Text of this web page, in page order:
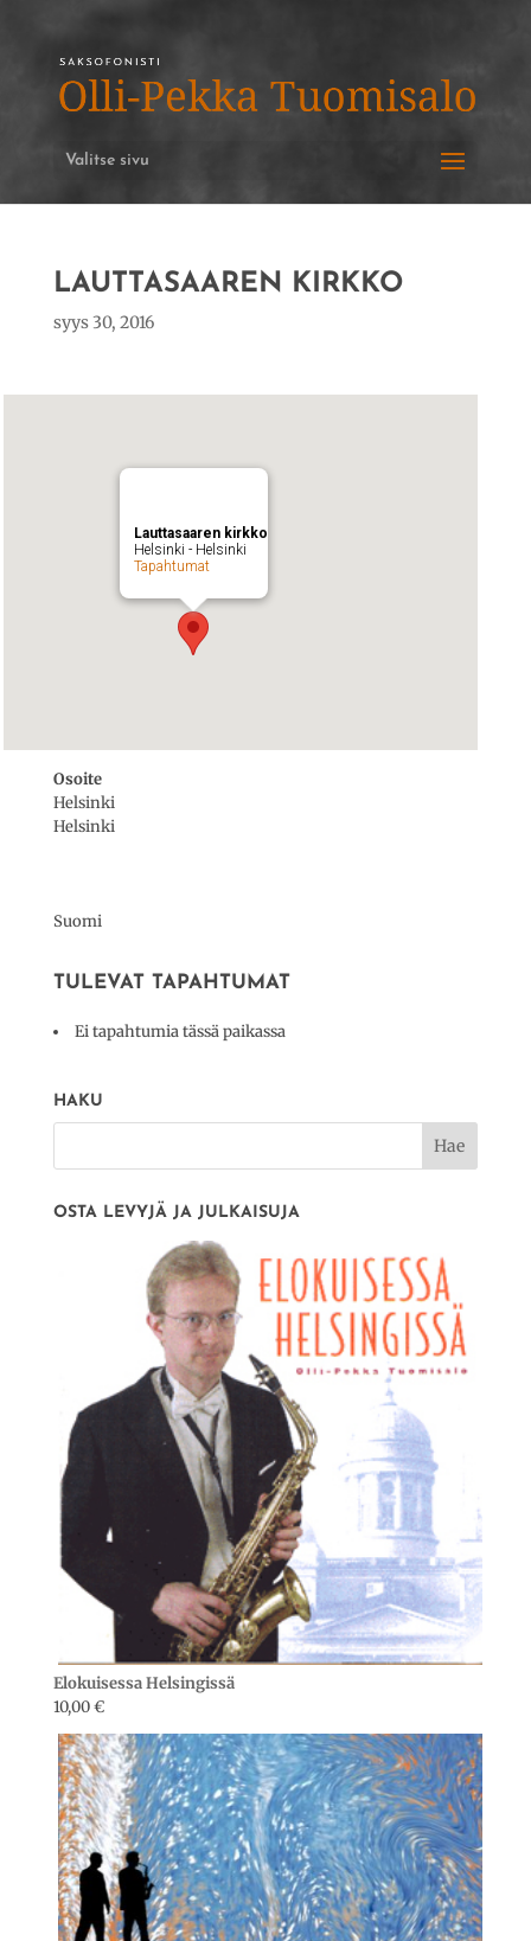
Valitse sivu
LAUTTASAAREN KIRKKO
syys 30, 2016
Lauttasaaren kirkko
Helsinki - Helsinki
Tapahtumat
Osoite
Helsinki
Helsinki
Suomi
TULEVAT TAPAHTUMAT
Ei tapahtumia tässä paikassa
HAKU
OSTA LEVYJÄ JA JULKAISUJA
Elokuisessa Helsingissä
10,00€